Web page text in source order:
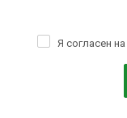
Я согласен на